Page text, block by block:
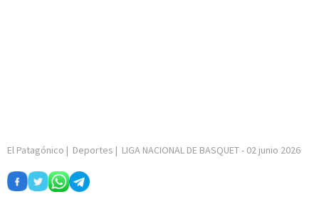
El Patagónico | Deportes | LIGA NACIONAL DE BASQUET- 02 junio 2026